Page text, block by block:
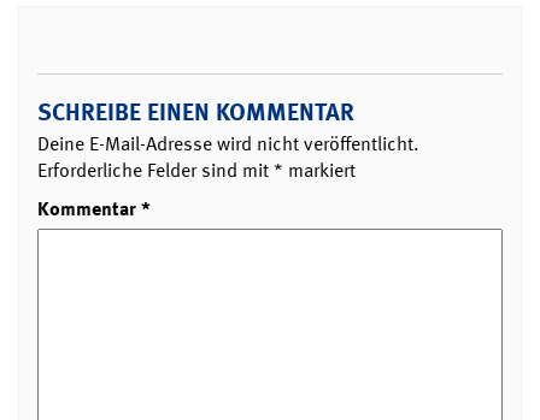
SCHREIBE EINEN KOMMENTAR
Deine E-Mail-Adresse wird nicht veröffentlicht.
Erforderliche Felder sind mit * markiert
Kommentar*